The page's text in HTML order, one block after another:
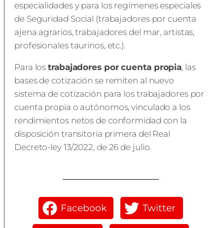
especialidades y para los regímenes especiales
de Seguridad Social (trabajadores por cuenta
ajena agrarios, trabajadores del mar, artistas,
profesionales taurinos, etc.).
Para lostrabajadores por cuenta propia, las
bases de cotización se remiten al nuevo
sistema de cotización para los trabajadores por
cuenta propia o autónomos, vinculado a los
rendimientos netos de conformidad con la
disposición transitoria primera del Real
Decreto-ley 13/2022, de 26 de julio.
Facebook Twitter